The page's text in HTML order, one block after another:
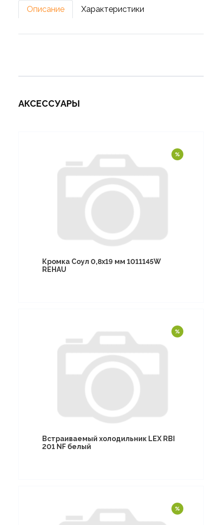
Описание Характеристики
АКСЕССУАРЫ
Кромка Соул 0,8х19 мм 1011145W
REHAU
Встраиваемый холодильник LEX RBI
201 NF белый